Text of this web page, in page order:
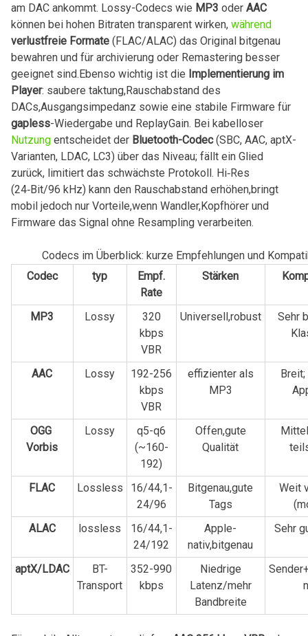
am DAC ankommt. Lossy-Codecs wie MP3 oder AAC⁢
können bei hohen Bitraten‍ transparent wirken, während
verlustfreie Formate​(FLAC/ALAC) das Original bitgenau
bewahren und für archivierung oder Remastering besser
geeignet sind.Ebenso wichtig ist die Implementierung im
Player: saubere taktung,Rauschabstand des
DACs,Ausgangsimpedanz sowie eine stabile Firmware für
gapless-Wiedergabe​ und ReplayGain. Bei kabelloser
Nutzungentscheidet der Bluetooth-Codec(SBC, AAC, ‌aptX-
Varianten,⁤ LDAC, LC3) über das ‌Niveau; fällt ein Glied​
zurück, limitiert das schwächste Protokoll. Hi‑Res
(24‑Bit/96 kHz) kann den Rauschabstand erhöhen,bringt
mobil jedoch⁣ nur Vorteile,wenn Wandler,Kopfhörer und
Firmware das Signal ohne Resampling verarbeiten.
Codecs im Überblick: kurze Empfehlungen ⁢und
Codec
typ
Empf.
Rate
Stärken
MP3 Lossy
320
kbps
VBR
Universell,robust
Sehr
AAC Lossy
192-256
kbps
VBR
effizienter als
MP3
OGG ​
Vorbis
Lossy
q5-q6
(~160-
192)
Offen,gute
Qualität
FLAC Lossless
16/44,1-
24/96
Bitgenau,gute
Tags
Weit
ALAC
lossless
16/44,1-
24/192
Apple-
nativ,bitgenau
Sehr
aptX/LDAC
BT-
Transport
352-990
kbps
Niedrige
Latenz/mehr
Bandbreite